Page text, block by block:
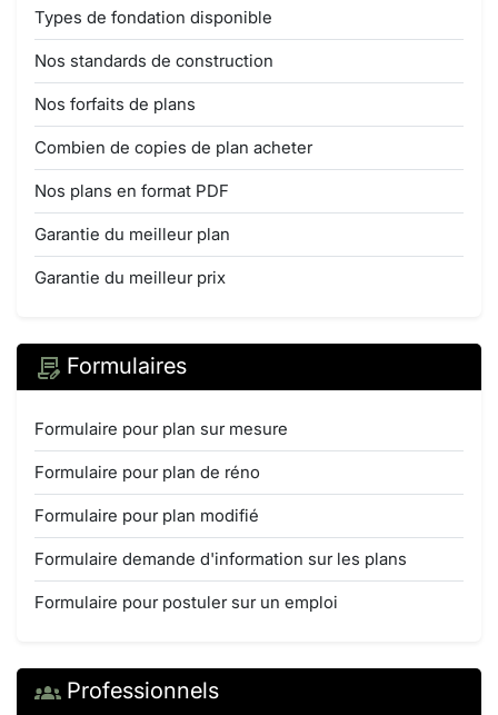
Types de fondation disponible
Nos standards de construction
Nos forfaits de plans
Combien de copies de plan acheter
Nos plans en format PDF
Garantie du meilleur plan
Garantie du meilleur prix
Formulaires
Formulaire pour plan sur mesure
Formulaire pour plan de réno
Formulaire pour plan modifié
Formulaire demande d'information sur les plans
Formulaire pour postuler sur un emploi
Professionnels